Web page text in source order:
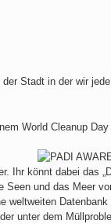
Stadt in der wir
World Cleanup
könnt dabei das
und das Meer
unter dem